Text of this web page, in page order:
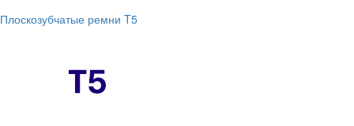
Плоскозубчатые ремни T5